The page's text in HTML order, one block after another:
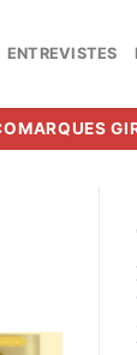
ENTREVISTES